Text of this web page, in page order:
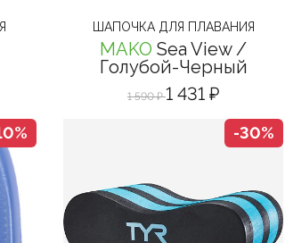
ШАПОЧКА ДЛЯ ПЛАВАНИЯ
MAKO Sea View/
Голубой-Черный
1 590 ₽1 431 ₽
-30%